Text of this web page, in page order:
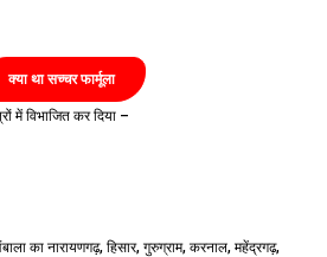
क्या था सच्चर फार्मूला
में विभाजित कर दिया –
का नारायणगढ़, हिसार, गुरुग्राम, करनाल, महेंद्रगढ़,